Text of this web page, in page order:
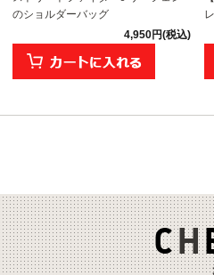
のショルダーバッグ
4,950円(税込)